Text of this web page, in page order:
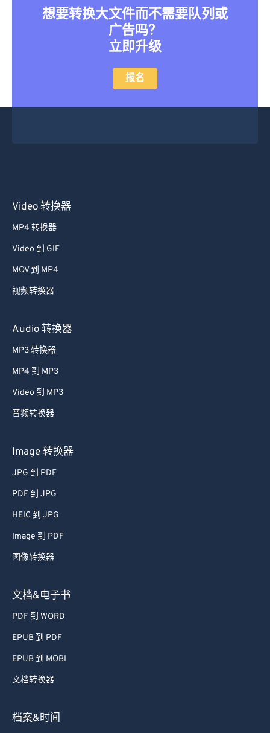
想要转换大文件而不需要队列或
广告吗？
立即升级
报名
Video 转换器
MP4 转换器
Video 到 GIF
MOV 到 MP4
视频转换器
Audio 转换器
MP3 转换器
MP4 到 MP3
Video 到 MP3
音频转换器
Image 转换器
JPG 到 PDF
PDF 到 JPG
HEIC 到 JPG
Image 到 PDF
图像转换器
文档&电子书
PDF 到 WORD
EPUB 到 PDF
EPUB 到 MOBI
文档转换器
档案&时间